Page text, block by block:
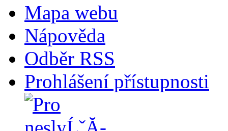
Mapa webu
Nápověda
Odběr RSS
Prohlášení přístupnosti